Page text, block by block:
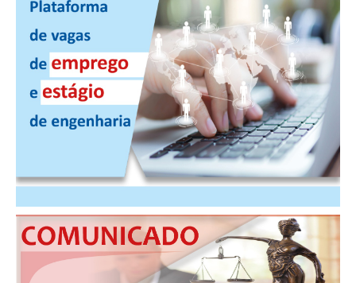
PUBLICAÇÕES
PUBLICIDADE
MANUAL DE REDAÇÃO
RELEASES
ATUALIZAÇÃO CADASTRAL
NÚCLEO JOVEM